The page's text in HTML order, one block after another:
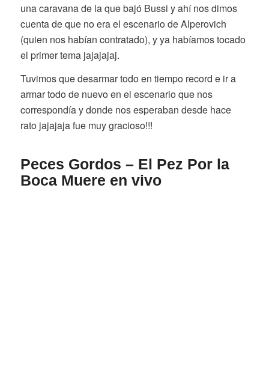
una caravana de la que bajó Bussi y ahí nos dimos
cuenta de que no era el escenario de Alperovich
(quien nos habían contratado), y ya habíamos tocado
el primer tema jajajajaj.
Tuvimos que desarmar todo en tiempo record e ir a
armar todo de nuevo en el escenario que nos
correspondía y donde nos esperaban desde hace
rato jajajaja fue muy gracioso!!!
Peces Gordos – El Pez Por la
Boca Muere en vivo